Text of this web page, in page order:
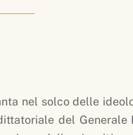
nel solco delle
del